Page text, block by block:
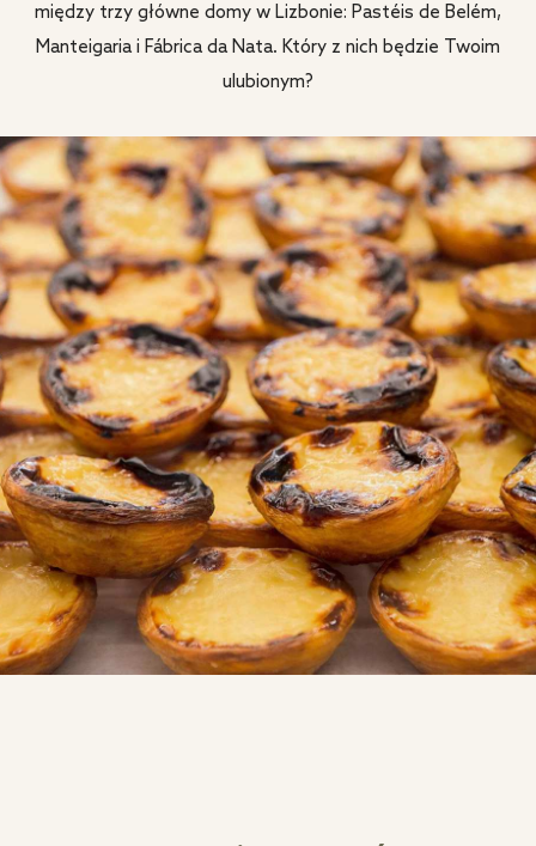
między trzy główne domy w Lizbonie: Pastéis de Belém,
Manteigaria i Fábrica da Nata. Który z nich będzie Twoim
ulubionym?